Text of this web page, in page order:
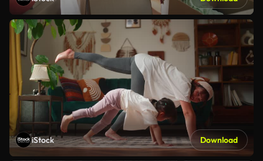
iStock Download